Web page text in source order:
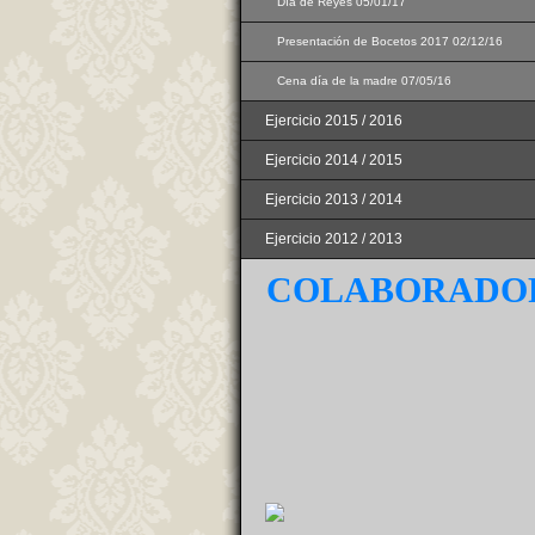
Presentación de Bocetos 2017 02/12/16
Cena día de la madre 07/05/16
Ejercicio 2015 / 2016
Ejercicio 2014 / 2015
Ejercicio 2013 / 2014
Ejercicio 2012 / 2013